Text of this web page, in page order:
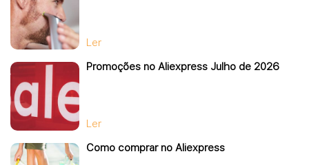
Ler
Promoções no Aliexpress Julho de 2026
Ler
Como comprar no Aliexpress